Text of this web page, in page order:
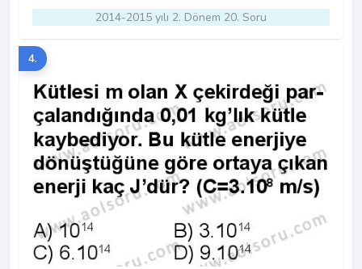
2014-2015 yılı 2. Dönem 20. Soru
4.